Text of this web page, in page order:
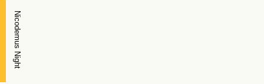
Nicodemus Night